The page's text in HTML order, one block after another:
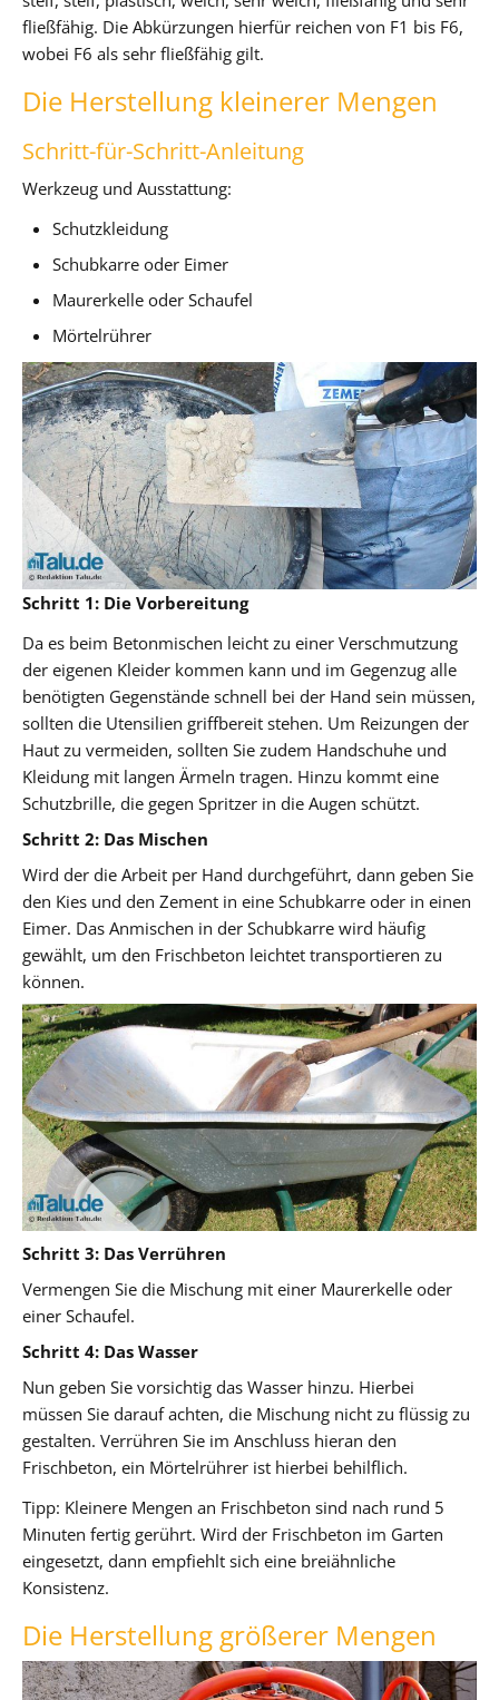
fließfähig. Die Abkürzungen hierfür reichen von F1 bis F6,
wobei F6 als sehr fließfähig gilt.
Die Herstellung kleinerer Mengen
Schritt-für-Schritt-Anleitung
Werkzeug und Ausstattung:
Schutzkleidung
Schubkarre oder Eimer
Maurerkelle oder Schaufel
Mörtelrührer
Schritt 1: Die Vorbereitung
Da es beim Betonmischen leicht zu einer Verschmutzung
der eigenen Kleider kommen kann und im Gegenzug alle
benötigten Gegenstände schnell bei der Hand sein müssen,
sollten die Utensilien griffbereit stehen. Um Reizungen der
Haut zu vermeiden, sollten Sie zudem Handschuhe und
Kleidung mit langen Ärmeln tragen. Hinzu kommt eine
Schutzbrille, die gegen Spritzer in die Augen schützt.
Schritt 2: Das Mischen
Wird der die Arbeit per Hand durchgeführt, dann geben Sie
den Kies und den Zement in eine Schubkarre oder in einen
Eimer. Das Anmischen in der Schubkarre wird häufig
gewählt, um den Frischbeton leichtet transportieren zu
können.
Schritt 3: Das Verrühren
Vermengen Sie die Mischung mit einer Maurerkelle oder
einer Schaufel.
Schritt 4: Das Wasser
Nun geben Sie vorsichtig das Wasser hinzu. Hierbei
müssen Sie darauf achten, die Mischung nicht zu flüssig zu
gestalten. Verrühren Sie im Anschluss hieran den
Frischbeton, ein Mörtelrührer ist hierbei behilflich.
Tipp: Kleinere Mengen an Frischbeton sind nach rund 5
Minuten fertig gerührt. Wird der Frischbeton im Garten
eingesetzt, dann empfiehlt sich eine breiähnliche
Konsistenz.
Die Herstellung größerer Mengen